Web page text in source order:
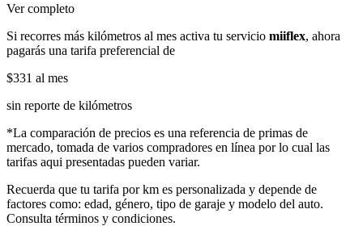
Ver completo
Si recorres más kilómetros al mes activa tu servicio miiflex, ahora
pagarás una tarifa preferencial de
$331 al mes
sin reporte de kilómetros
*La comparación de precios es una referencia de primas de
mercado, tomada de varios compradores en línea por lo cual las
tarifas aqui presentadas pueden variar.
Recuerda que tu tarifa por km es personalizada y depende de
factores como: edad, género, tipo de garaje y modelo del auto.
Consulta términos y condiciones.